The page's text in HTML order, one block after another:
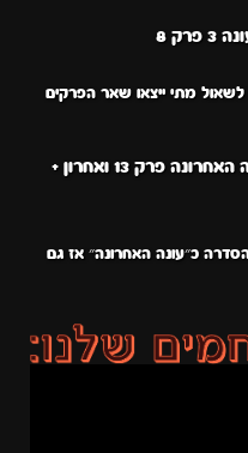
8
מתי ייצאו שאר הפרקים
גולדן קמואי העונה האחרונה פרק 13 ואחרון +
כ״עונה האחרונה״ אז גם